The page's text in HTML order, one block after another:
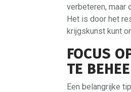
verbeteren, maar
Het is door het
krijgskunst kunt
FOCUS
TE
Een belangrijke